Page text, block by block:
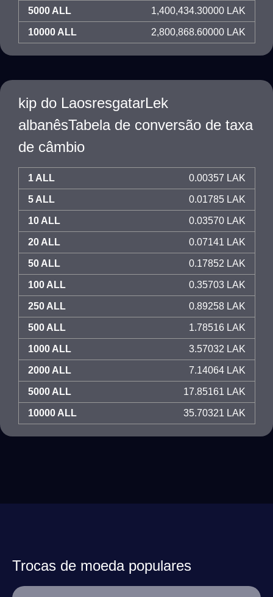
5000 ALL 1,400,434.30000 LAK
10000 ALL 2,800,868.60000 LAK
kip do LaosresgatarLek
albanêsTabela de conversão de taxa
de câmbio
1 ALL 0.00357 LAK
5 ALL 0.01785 LAK
10 ALL 0.03570 LAK
20 ALL 0.07141 LAK
50 ALL 0.17852 LAK
100 ALL 0.35703 LAK
250 ALL 0.89258 LAK
500 ALL 1.78516 LAK
1000 ALL 3.57032 LAK
2000 ALL 7.14064 LAK
5000 ALL 17.85161 LAK
10000 ALL 35.70321 LAK
Trocas de moeda populares